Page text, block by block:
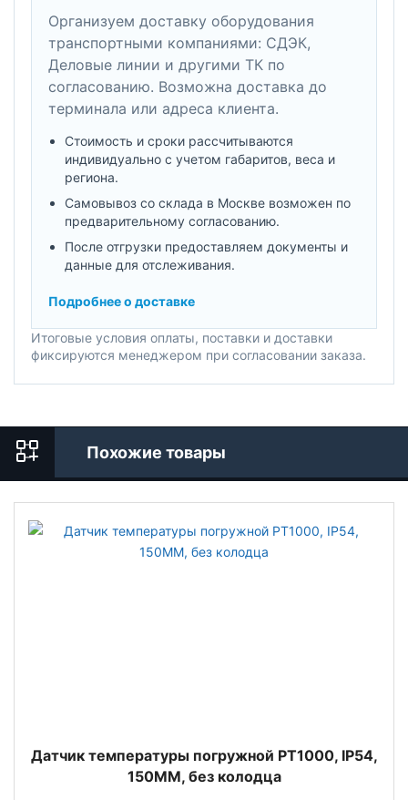
Организуем доставку оборудования
транспортными компаниями: СДЭК,
Деловые линии и другими ТК по
согласованию. Возможна доставка до
терминала или адреса клиента.
Стоимость и сроки рассчитываются
индивидуально с учетом габаритов, веса и
региона.
Самовывоз со склада в Москве возможен по
предварительному согласованию.
После отгрузки предоставляем документы и
данные для отслеживания.
Подробнее о доставке
Итоговые условия оплаты, поставки и доставки
фиксируются менеджером при согласовании заказа.
Похожие товары
Датчик температуры погружной PT1000, IP54,
150MM, без колодца